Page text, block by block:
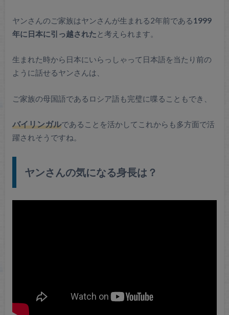
ヤンさんのご家族はヤンさんが生まれる2年前である1999
年に日本に引っ越されたと考えられます。
生まれた時から日本にいらっしゃって日本語を当たり前の
ように話せるヤンさんは、
ご家族の母国語であるロシア語も完璧に喋ることもでき、
バイリンガルであることを活かしてこれからも多方面で活
躍されそうですね。
ヤンさんの気になる身長は？